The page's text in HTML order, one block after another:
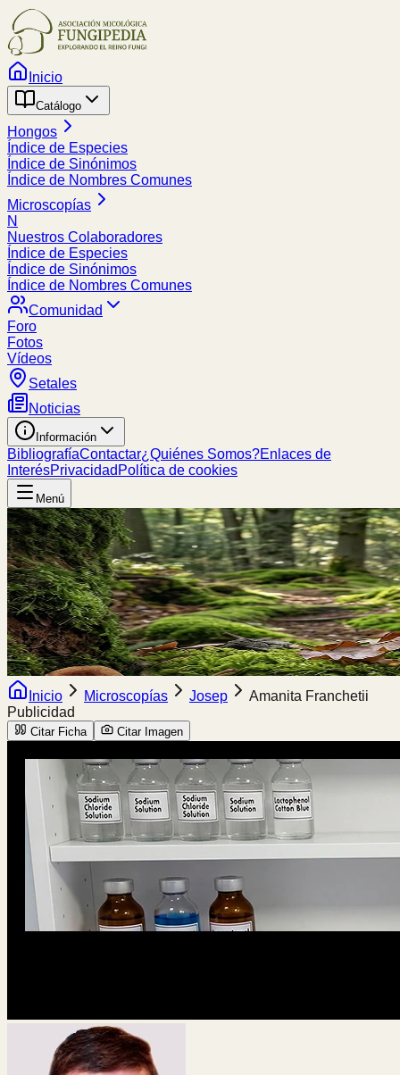
Inicio
Catálogo
Hongos
Índice de Especies
Índice de Sinónimos
Índice de Nombres Comunes
Microscopías
N
Nuestros Colaboradores
Índice de Especies
Índice de Sinónimos
Índice de Nombres Comunes
Comunidad
Foro
Fotos
Vídeos
Setales
Noticias
Información
BibliografíaContactar¿Quiénes Somos?Enlaces de
InterésPrivacidad Política de cookies
Menú
Inicio Microscopías Josep
Amanita Franchetii
Publicidad
Citar Ficha Citar Imagen